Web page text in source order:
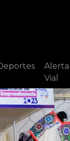
Alerta
Vial